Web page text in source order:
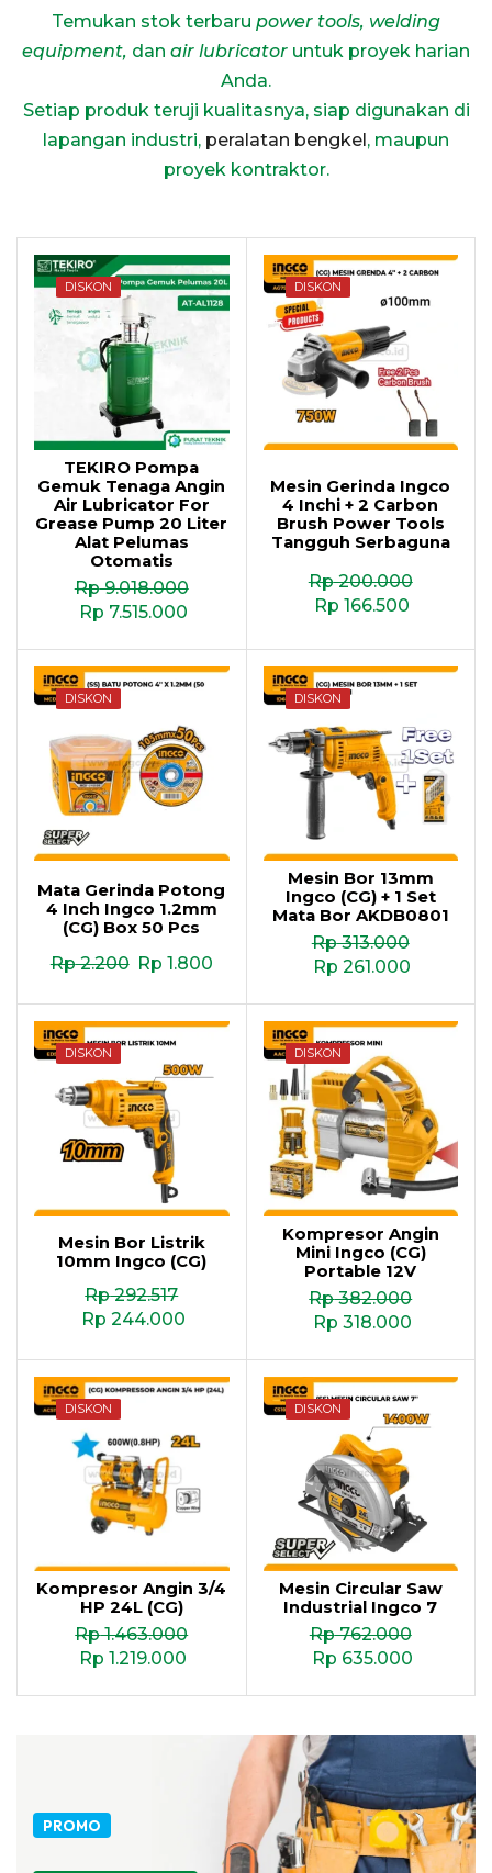
Temukan stok terbaru power tools, welding
equipment, dan air lubricator untuk proyek harian
Anda.
Setiap produk teruji kualitasnya, siap digunakan di
lapangan industri, peralatan bengkel, maupun
proyek kontraktor.
DISKON
TEKIRO Pompa
Gemuk Tenaga Angin
Air Lubricator For
Grease Pump 20 Liter
Alat Pelumas
Otomatis
Rp9.018.000
Rp 7.515.000
DISKON
Mesin Gerinda Ingco
4 Inchi + 2 Carbon
Brush Power Tools
Tangguh Serbaguna
Rp200.000
Rp 166.500
DISKON
Mata Gerinda Potong
4 Inch Ingco 1.2mm
(CG) Box 50 Pcs
Rp2.200 Rp 1.800
DISKON
Mesin Bor 13mm
Ingco (CG) + 1 Set
Mata Bor AKDB0801
Rp313.000
Rp 261.000
DISKON
Mesin Bor Listrik
10mm Ingco (CG)
Rp292.517
Rp 244.000
DISKON
Kompresor Angin
Mini Ingco (CG)
Portable 12V
Rp382.000
Rp 318.000
DISKON
Kompresor Angin 3/4
HP 24L (CG)
Rp1.463.000
Rp 1.219.000
DISKON
Mesin Circular Saw
Industrial Ingco 7
Rp762.000
Rp 635.000
PROMO